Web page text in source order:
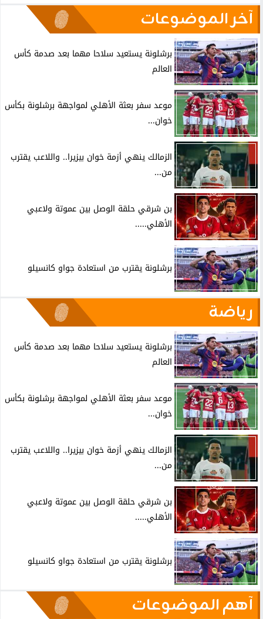
آخر الموضوعات
برشلونة يستعيد سلاحا مهما بعد صدمة كأس
العالم
موعد سفر بعثة الأهلي لمواجهة برشلونة بكأس
خوان...
الزمالك ينهي أزمة خوان بيزيرا.. واللاعب يقترب
من...
بن شرقي حلقة الوصل بين عموتة ولاعبي
الأهلي.....
برشلونة يقترب من استعادة جواو كانسيلو
رياضة
برشلونة يستعيد سلاحا مهما بعد صدمة كأس
العالم
موعد سفر بعثة الأهلي لمواجهة برشلونة بكأس
خوان...
الزمالك ينهي أزمة خوان بيزيرا.. واللاعب يقترب
من...
بن شرقي حلقة الوصل بين عموتة ولاعبي
الأهلي.....
برشلونة يقترب من استعادة جواو كانسيلو
آهم الموضوعات